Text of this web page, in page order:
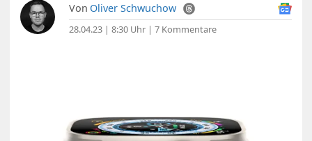
Von Oliver Schwuchow
28.04.23 | 8:30 Uhr |7 Kommentare